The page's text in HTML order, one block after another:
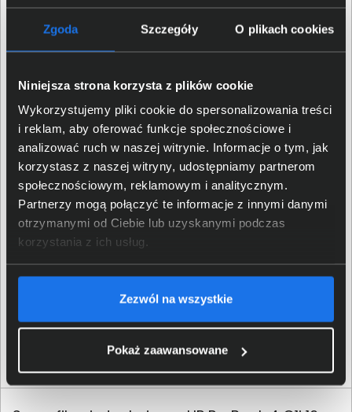
Zgoda Szczegóły O plikach cookies
Niniejsza strona korzysta z plików cookie
Wykorzystujemy pliki cookie do spersonalizowania treści
i reklam, aby oferować funkcje społecznościowe i
analizować ruch w naszej witrynie. Informacje o tym, jak
korzystasz z naszej witryny, udostępniamy partnerom
społecznościowym, reklamowym i analitycznym.
Partnerzy mogą połączyć te informacje z innymi danymi
otrzymanymi od Ciebie lub uzyskanymi podczas
korzystania z ich usług.
Zezwól na wszystkie
Pokaż zaawansowane
drogich centrów danych. Firma Intel udostępnia między
innymi oprogramowanie oneAPI i OpenVINO,
dedykowane stacje robocze i szkolenia, aby
stworzyć oprogramowanie jeszcze lepiej wspierające
ich użytkowników w codziennych obowiązkach, ale i nie
tylko. Trend ten zakorzenia się także w gamingu, co
przyniesie nie tylko ulepszenia istniejących już
rozwiązań, ale również nowe ekscytujące możliwości.